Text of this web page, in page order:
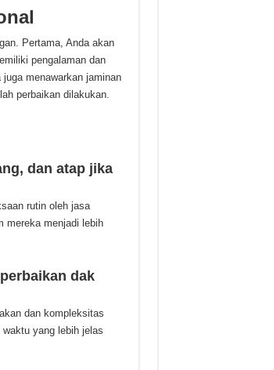
Pertama, Anda akan
pengalaman dan
menawarkan jaminan
perbaikan dilakukan.
dan atap jika
rutin oleh jasa
mereka menjadi lebih
dak
dan kompleksitas
yang lebih jelas